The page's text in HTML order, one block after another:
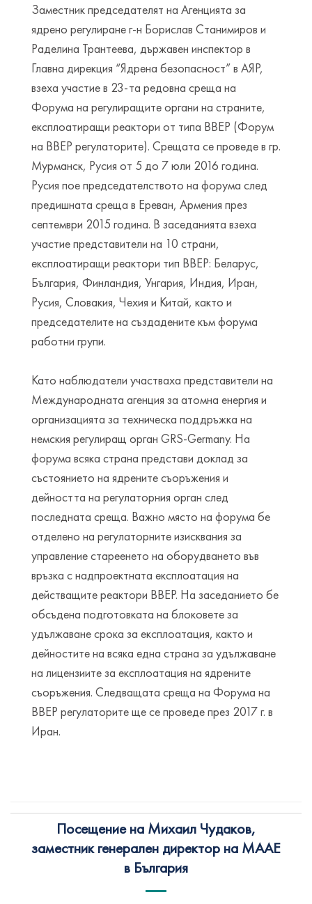
Заместник председателят на Агенцията за
ядрено регулиране г-н Борислав Станимиров и
Раделина Трантеева, държавен инспектор в
Главна дирекция “Ядрена безопасност” в АЯР,
взеха участие в 23-та редовна среща на
Форума на регулиращите органи на страните,
експлоатиращи реактори от типа ВВЕР (Форум
на ВВЕР регулаторите). Срещата се проведе в гр.
Мурманск, Русия от 5 до 7 юли 2016 година.
Русия пое председателството на форума след
предишната среща в Ереван, Армения през
септември 2015 година. В заседанията взеха
участие представители на 10 страни,
експлоатиращи реактори тип ВВЕР: Беларус,
България, Финландия, Унгария, Индия, Иран,
Русия, Словакия, Чехия и Китай, както и
председателите на създадените към форума
работни групи.
Като наблюдатели участваха представители на
Международната агенция за атомна енергия и
организацията за техническа поддръжка на
немския регулиращ орган GRS-Germany. На
форума всяка страна представи доклад за
състоянието на ядрените съоръжения и
дейността на регулаторния орган след
последната среща. Важно място на форума бе
отделено на регулаторните изисквания за
управление стареенето на оборудването във
връзка с надпроектната експлоатация на
действащите реактори ВВЕР. На заседанието бе
обсъдена подготовката на блоковете за
удължаване срока за експлоатация, както и
дейностите на всяка една страна за удължаване
на лицензиите за експлоатация на ядрените
съоръжения. Следващата среща на Форума на
ВВЕР регулаторите ще се проведе през 2017 г. в
Иран.
Посещение на Михаил Чудаков,
заместник генерален директор на МААЕ
в България